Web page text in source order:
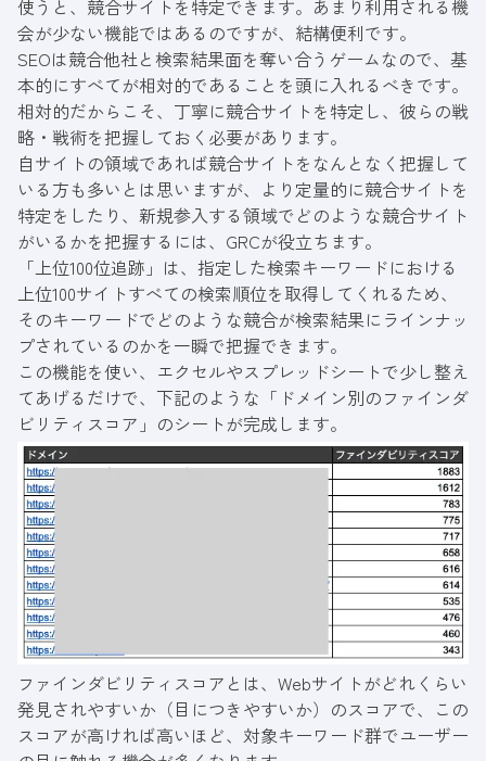
使うと、競合サイトを特定できます。あまり利用される機
会が少ない機能ではあるのですが、結構便利です。
SEOは競合他社と検索結果面を奪い合うゲームなので、基
本的にすべてが相対的であることを頭に入れるべきです。
相対的だからこそ、丁寧に競合サイトを特定し、彼らの戦
略・戦術を把握しておく必要があります。
自サイトの領域であれば競合サイトをなんとなく把握して
いる方も多いとは思いますが、より定量的に競合サイトを
特定をしたり、新規参入する領域でどのような競合サイト
がいるかを把握するには、GRCが役立ちます。
「上位100位追跡」は、指定した検索キーワードにおける
上位100サイトすべての検索順位を取得してくれるため、
そのキーワードでどのような競合が検索結果にラインナッ
プされているのかを一瞬で把握できます。
この機能を使い、エクセルやスプレッドシートで少し整え
てあげるだけで、下記のような「ドメイン別のファインダ
ビリティスコア」のシートが完成します。
ファインダビリティスコアとは、Webサイトがどれくらい
発見されやすいか（目につきやすいか）のスコアで、この
スコアが高ければ高いほど、対象キーワード群でユーザー